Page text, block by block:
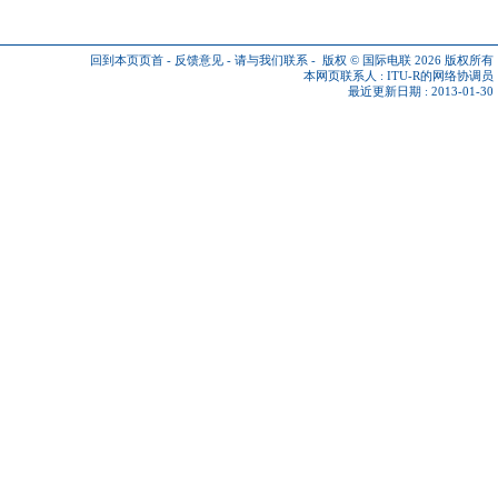
回到本页页首 - 反馈意见 - 请与我们联系 - 版权 © 国际电联 2026 版权所有
本网页联系人 : ITU-R的网络协调员
最近更新日期 : 2013-01-30